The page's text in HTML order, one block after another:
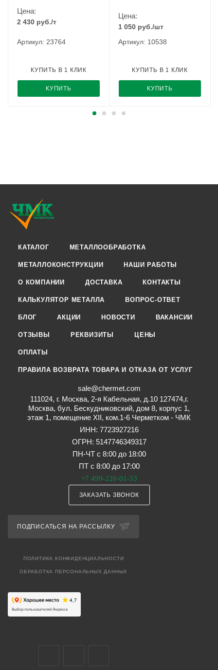
Цена:
2 430 руб./т
Артикул: 23764
КУПИТЬ
КУПИТЬ В 1 КЛИК
Цена:
1 050 руб./шт
Артикул: 10538
КУПИТЬ
КУПИТЬ В 1 КЛИК
КАТАЛОГ МЕТАЛЛООБРАБОТКА
МЕТАЛЛОКОНСТРУКЦИИ НАШИ РАБОТЫ
О КОМПАНИИ ДОСТАВКА КОНТАКТЫ
КАЛЬКУЛЯТОР МЕТАЛЛА ВОПРОС-ОТВЕТ
БЛОГ АКЦИИ НОВОСТИ ВАКАНСИИ
ОТЗЫВЫ РЕКВИЗИТЫ ЦЕНЫ
ОПЛАТЫ
ПРАВИЛА ВОЗВРАТА ТОВАРА И ОТКАЗА ОТ УСЛУГ
sale@chermet.com
111024, г. Москва, 2-я Кабельная, д.10 127474,г.
Москва, бул. Бескудниковский, дом 8, корпус 1,
этаж 1, помещение XII, ком.1-6 Черметком - ЧМК
ИНН: 7723927216
ОГРН: 5147746349317
ПН-ЧТ с 8:00 до 18:00
ПТ с 8:00 до 17:00
+7 499-220-01-33
ЗАКАЗАТЬ ЗВОНОК
ПОДПИСАТЬСЯ НА РАССЫЛКУ
ПОЛИТИКА КОНФИДЕНЦИАЛЬНОСТИ
ОБРАБОТКА ПЕРСОНАЛЬНЫХ ДАННЫХ